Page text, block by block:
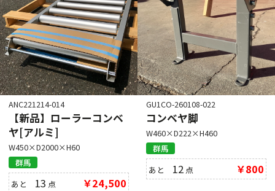
ANC221214-014
【新品】ローラーコンベ
ヤ[アルミ]
W450×D2000×H60
群馬
あと 13 点 ￥24,500
GU1CO-260108-022
コンベヤ脚
W460×D222×H460
群馬
あと 12 点 ￥800